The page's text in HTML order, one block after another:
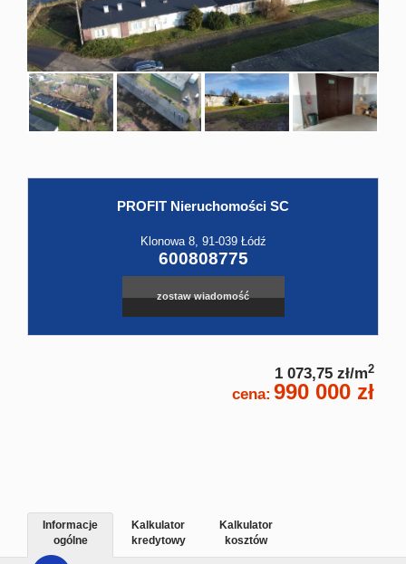
PROFIT Nieruchomości SC
Klonowa 8, 91-039 Łódź
600808775
zostaw wiadomość
1 073,75 zł/m2
cena: 990 000 zł
Informacje
ogólne
Kalkulator
kredytowy
Kalkulator
kosztów